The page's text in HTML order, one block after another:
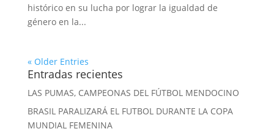
histórico en su lucha por lograr la igualdad de
género en la...
« Older Entries
Entradas recientes
LAS PUMAS, CAMPEONAS DEL FÚTBOL MENDOCINO
BRASIL PARALIZARÁ EL FUTBOL DURANTE LA COPA
MUNDIAL FEMENINA